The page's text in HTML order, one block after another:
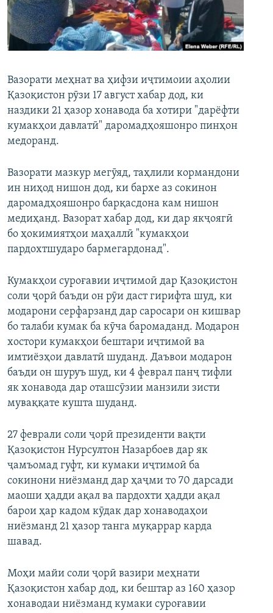
ГУЗОРИШҲОИ РАДИОӢ
Русский
Ҳамаи сомонаҳои RFE/RL
Вазорати меҳнат ва ҳифзи иҷтимоии аҳолии
Қазоқистон рӯзи 17 август хабар дод, ки
наздики 21 ҳазор хонавода ба хотири "дарёфти
кумакҳои давлатӣ" даромадҳояшонро пинҳон
медоранд.
Вазорати мазкур мегӯяд, таҳлили кормандони
ин ниҳод нишон дод, ки бархе аз сокинон
даромадҳояшонро барқасдона кам нишон
медиҳанд. Вазорат хабар дод, ки дар якҷоягӣ
бо ҳокимиятҳои маҳаллӣ "кумакҳои
пардохтшударо бармегардонад".
Кумакҳои суроғавии иҷтимоӣ дар Қазоқистон
соли ҷорӣ баъди он рӯи даст гирифта шуд, ки
модарони серфарзанд дар саросари он кишвар
бо талаби кумак ба кӯча баромаданд. Модарон
хостори кумакҳои бештари иҷтимоӣ ва
имтиёзҳои давлатӣ шуданд. Даъвои модарон
баъди он шуруъ шуд, ки 4 феврал панҷ тифли
як хонавода дар оташсӯзии манзили зисти
муваққате кушта шуданд.
27 феврали соли ҷорӣ президенти вақти
Қазоқистон Нурсултон Назарбоев дар як
ҷамъомад гуфт, ки кумаки иҷтимоӣ ба
сокинони ниёзманд дар ҳаҷми то 70 дарсади
маоши ҳадди ақал ва пардохти ҳадди ақал
барои ҳар кадом кӯдак дар хонаводаҳои
ниёзманд 21 ҳазор танга муқаррар карда
шавад.
Моҳи майи соли ҷорӣ вазири меҳнати
Қазоқистон хабар дод, ки бештар аз 160 ҳазор
хонаводаи ниёзманд кумаки суроғавии